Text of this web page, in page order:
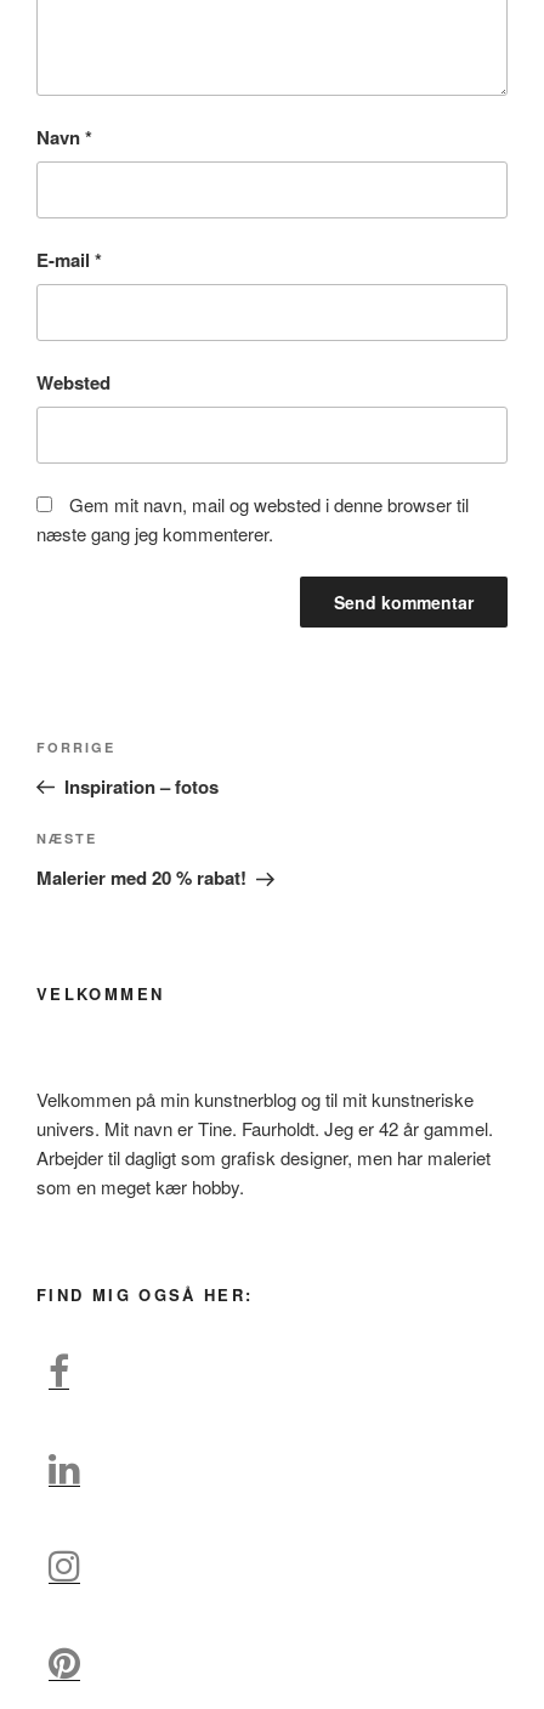
Navn*
E-mail *
Websted
Gem mit navn, mail og websted i denne browser til
næste gang jeg kommenterer.
Indlægsnavigation
Forrige
indlæg
FORRIGE
Inspiration – fotos
Næste
indlæg
NÆSTE
Malerier med 20 % rabat!
VELKOMMEN
Velkommen på min kunstnerblog og til mit kunstneriske
univers. Mit navn er Tine. Faurholdt. Jeg er 42 år gammel.
Arbejder til dagligt som grafisk designer, men har maleriet
som en meget kær hobby.
FIND MIG OGSÅ HER: